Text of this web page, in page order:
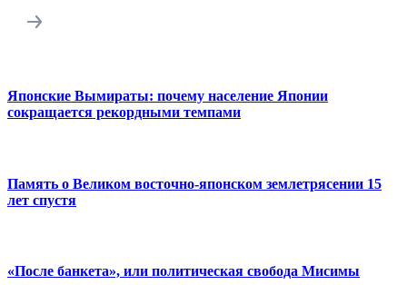
Японские Вымираты: почему население Японии
сокращается рекордными темпами
Память о Великом восточно-японском землетрясении 15
лет спустя
«После банкета», или политическая свобода Мисимы